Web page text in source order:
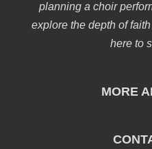
planning a choir
explore the depth of
here to
MORE